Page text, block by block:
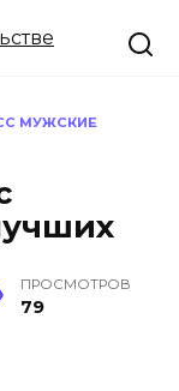
МУЖСКИЕ
ПРОСМОТРОВ
79